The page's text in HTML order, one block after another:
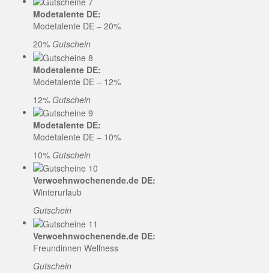
Modetalente DE:
Modetalente DE – 20%
20% Gutschein
Modetalente DE:
Modetalente DE – 12%
12% Gutschein
Modetalente DE:
Modetalente DE – 10%
10% Gutschein
Verwoehnwochenende.de DE:
Winterurlaub
Gutschein
Verwoehnwochenende.de DE:
Freundinnen Wellness
Gutschein